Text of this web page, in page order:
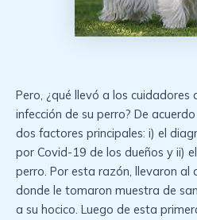
Pero, ¿qué llevó a los cuidadores
infección de su perro? De
dos factores principales: i) el
por Covid-19 de los dueños y ii)
perro. Por esta razón, llevaron al
donde le tomaron muestra de
a su hocico. Luego de esta